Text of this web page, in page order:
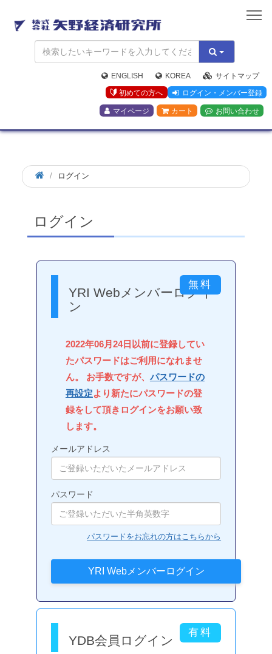
矢
野
経
済
研
究
所
ENGLISH KOREA
サイトマップ
初めての方へ
ログイン・メンバー登録
マイページ カート お問い合わせ
ログイン
ログイン
YRI Webメンバーログイ
ン
2022年06月24日以前に登録してい
たパスワードはご利用になれませ
ん。 お手数ですが、 パスワードの
再設定より新たにパスワードの登
録をして頂きログインをお願い致
します。
メールアドレス
パスワード
パスワードをお忘れの方はこちらから
YDB会員ログイン